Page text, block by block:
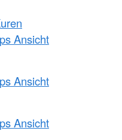
Ansicht
Ansicht
Ansicht